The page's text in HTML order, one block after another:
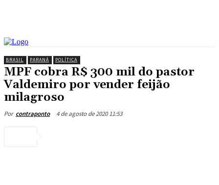
BRASIL PARANÁ POLÍTICA
MPF cobra R$ 300 mil do pastor
Valdemiro por vender feijão
milagroso
Por contraponto 4 de agosto de 2020 11:53